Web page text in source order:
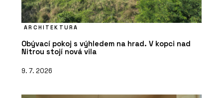
ARCHITEKTURA
Obývací pokoj s výhledem na hrad. V kopci nad
Nitrou stojí nová vila
9. 7. 2026